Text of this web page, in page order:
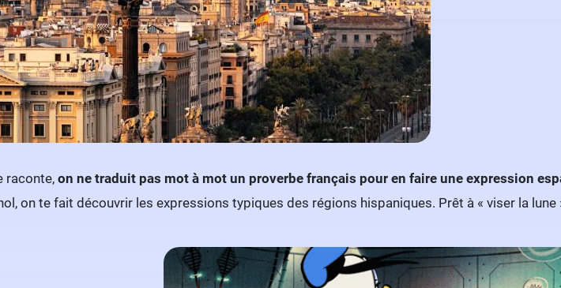
raconte, on ne traduit pas mot à mot un proverbe français pour en faire une expression
on te fait découvrir les expressions typiques des régions hispaniques. Prêt à « viser la lune